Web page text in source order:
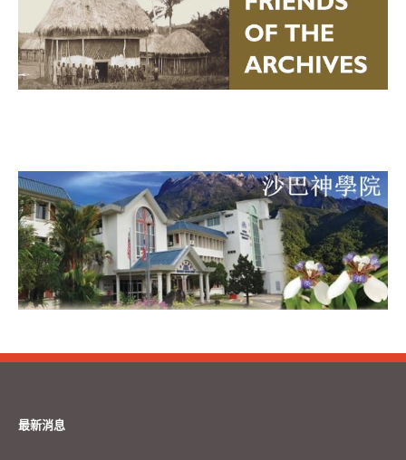
最新消息